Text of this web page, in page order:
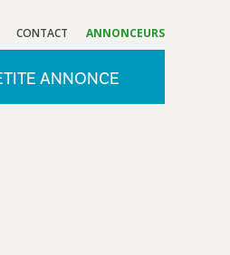
CONTACT ANNONCEURS
ANNONCE